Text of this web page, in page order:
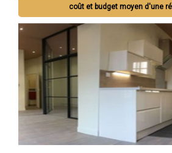
coût et budget moyen d'une